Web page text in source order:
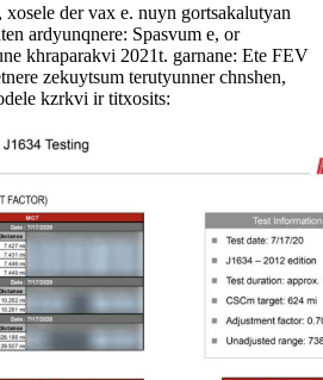
der vax e. nuyn gortsakalutyan
ardyunqnere: Spasvum e, or
khraparakvi 2021t. garnane: Ete FEV
zekuytsum terutyunner chnshen,
kzrkvi ir titxosits: